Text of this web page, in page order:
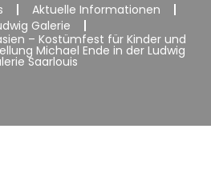
Aktuelle Informationen
Galerie
– Kostümfest für Kinder und
Michael Ende in der Ludwig
Saarlouis